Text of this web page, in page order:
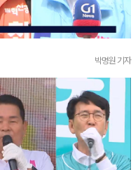
박명원 기자